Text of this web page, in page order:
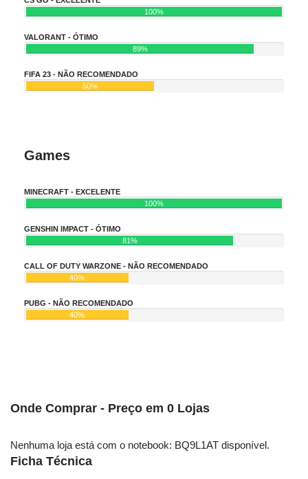
100%
VALORANT - ÓTIMO
89%
FIFA 23 - NÃO RECOMENDADO
50%
Games
MINECRAFT - EXCELENTE
100%
GENSHIN IMPACT - ÓTIMO
81%
CALL OF DUTY WARZONE - NÃO RECOMENDADO
40%
PUBG - NÃO RECOMENDADO
40%
Onde Comprar - Preço em 0 Lojas
Nenhuma loja está com o notebook: BQ9L1AT disponível.
Ficha Técnica